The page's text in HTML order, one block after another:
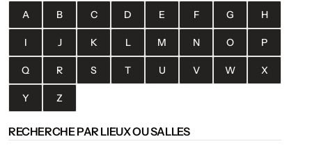
A B C D E F G H
I J K L M N O P
Q R S T U V W X
Y Z
RECHERCHE PAR LIEUX OU SALLES